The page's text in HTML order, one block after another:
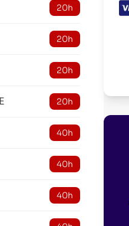
20h
20h
20h
20h
40h
40h
40h